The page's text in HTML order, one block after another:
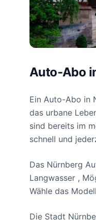
Auto-Abo
Ein Auto-Abo in
das urbane
sind bereits im
schnell und
Das Nürnberg
Langwasser ,
Wähle das
Die Stadt